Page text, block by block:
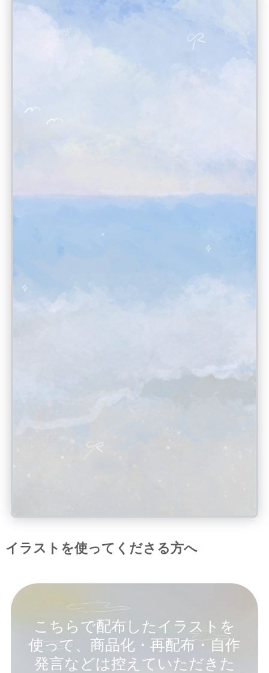
イラストを使ってくださる方へ
こちらで配布したイラストを
使って、商品化・再配布・自作
発言などは控えていただきた